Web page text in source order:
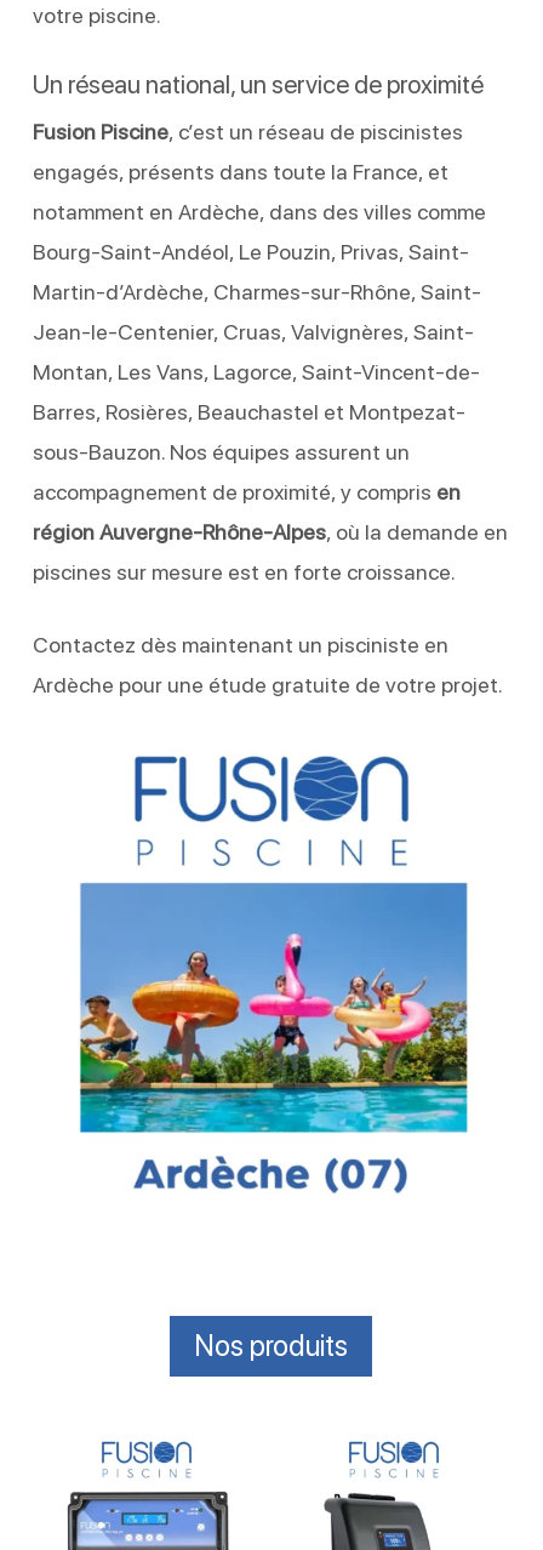
votre piscine.
Un réseau national, un service de proximité
Fusion Piscine, c’est un réseau de piscinistes
engagés, présents dans toute la France, et
notamment en Ardèche, dans des villes comme
Bourg-Saint-Andéol, Le Pouzin, Privas, Saint-
Martin-d’Ardèche, Charmes-sur-Rhône, Saint-
Jean-le-Centenier, Cruas, Valvignères, Saint-
Montan, Les Vans, Lagorce, Saint-Vincent-de-
Barres, Rosières, Beauchastel et Montpezat-
sous-Bauzon. Nos équipes assurent un
accompagnement de proximité, y compris en
région Auvergne-Rhône-Alpes, où la demande en
piscines sur mesure est en forte croissance.
Contactez dès maintenant un pisciniste en
Ardèche pour une étude gratuite de votre projet.
Nos produits